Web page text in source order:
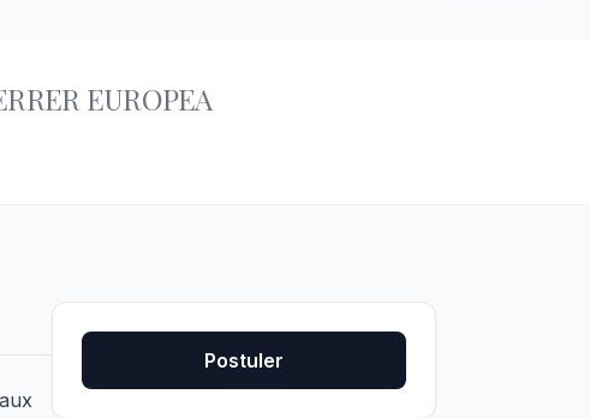
EUROPEA
Postuler